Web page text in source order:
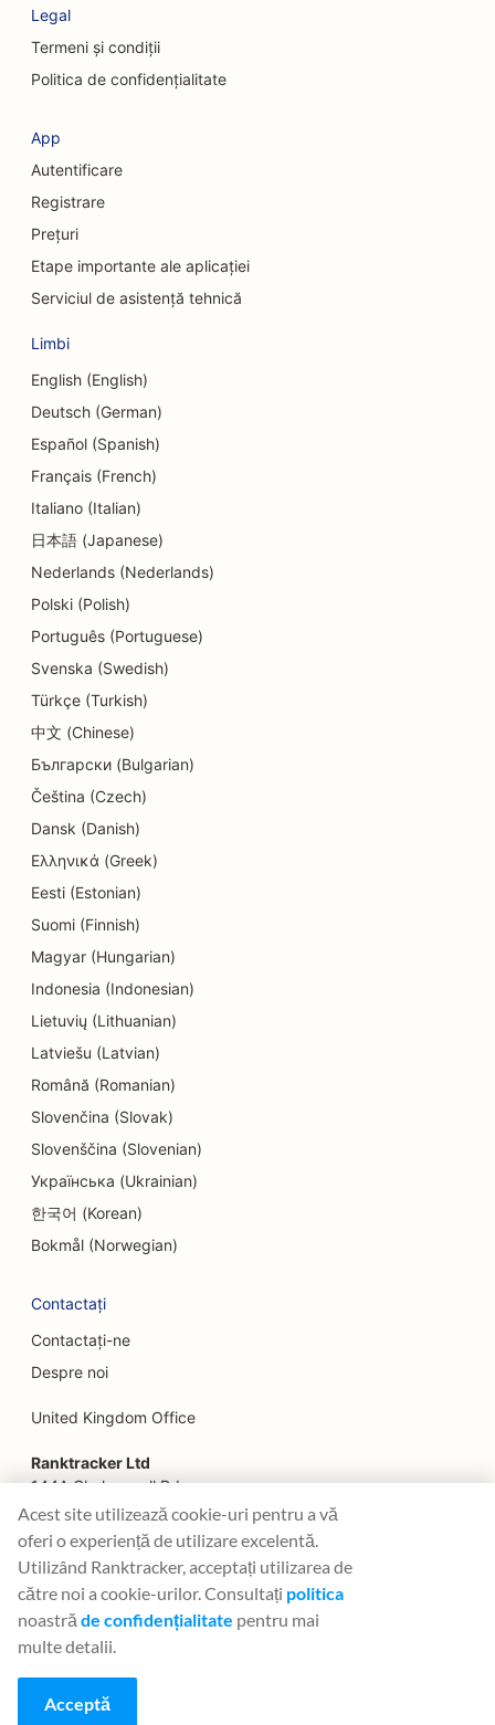
SEO pentru firmele de consultanță
SEO pentru chirurgi craniofaciali
SEO pentru uniunile de credit
SEO pentru magazinele de prăjituri
SEO pentru centrele de îngrijire de zi
SEO pentru serviciile de consiliere privind datoriile
SEO pentru clinicile stomatologice
SEO pentru delicatese
SEO pentru restaurante
SEO pentru servicii de dermabraziune
SEO pentru magazinele de detalii
SEO pentru educație și servicii de îngrijire a
SEO pentru curățătorie chimică
SEO pentru magazinele de electronice
SEO pentru endodonțiști
SEO pentru divertisment și recreere
SEO pentru firmele de inginerie
EO pentru restaurante etnice
SEO pentru Escape Rooms
SEO pentru servicii de lifting facial
SEO pentru restaurantele Farm-to-Table
SEO pentru servicii financiare
SEO pentru restaurantele Fine Dining
SEO pentru restaurantele Fast Food
SEO pentru florari
SEO pentru food court-uri
SEO pentru camioane alimentare
SEO pentru patiserii franceze
SEO pentru magazinele Frozen Yogurt
SEO pentru magazinele de mobilă
Legal
Termeni și condiții
Politica de confidențialitate
App
Autentificare
Registrare
Prețuri
Etape importante ale aplicației
Serviciul de asistență tehnică
Limbi
English (English)
Deutsch (German)
Español (Spanish)
Français (French)
Italiano (Italian)
日本語 (Japanese)
Nederlands (Nederlands)
Polski (Polish)
Português (Portuguese)
Svenska (Swedish)
Türkçe (Turkish)
中文 (Chinese)
Български (Bulgarian)
Čeština (Czech)
Dansk (Danish)
Ελληνικά (Greek)
Eesti (Estonian)
Suomi (Finnish)
Magyar (Hungarian)
Indonesia (Indonesian)
Lietuvių (Lithuanian)
Latviešu (Latvian)
Română (Romanian)
Slovenčina (Slovak)
Slovenščina (Slovenian)
Українська (Ukrainian)
한국어 (Korean)
Bokmål (Norwegian)
Contactați
Contactați-ne
Despre noi
United Kingdom Office
Ranktracker Ltd
144A Clerkenwell Rd
London, EC1R 5DF
Company No: 08820809
felix@ranktracker.com
2015 -
Acest site utilizează cookie-uri pentru a vă
oferi o experiență de utilizare excelentă.
Utilizând Ranktracker, acceptați utilizarea de
către noi a cookie-urilor. Consultați politica
noastră de confidențialitate pentru mai
multe detalii.
Acceptă